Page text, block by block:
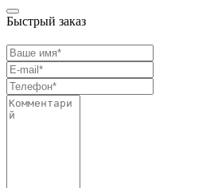
Быстрый заказ